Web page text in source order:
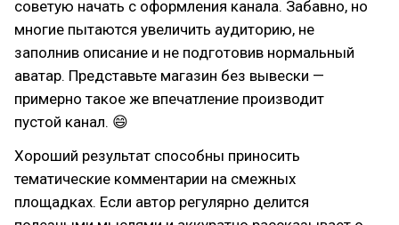
советую начать с оформления канала. Забавно, но
многие пытаются увеличить аудиторию, не
заполнив описание и не подготовив нормальный
аватар. Представьте магазин без вывески —
примерно такое же впечатление производит
пустой канал. 😄
Хороший результат способны приносить
тематические комментарии на смежных
площадках. Если автор регулярно делится